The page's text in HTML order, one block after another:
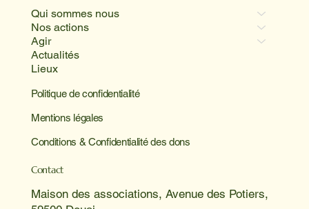
Qui sommes nous
Nos actions
Agir
Actualités
Lieux
Politique de confidentialité
Mentions légales
Conditions & Confidentialité des dons
Contact
Maison des associations, Avenue des Potiers,